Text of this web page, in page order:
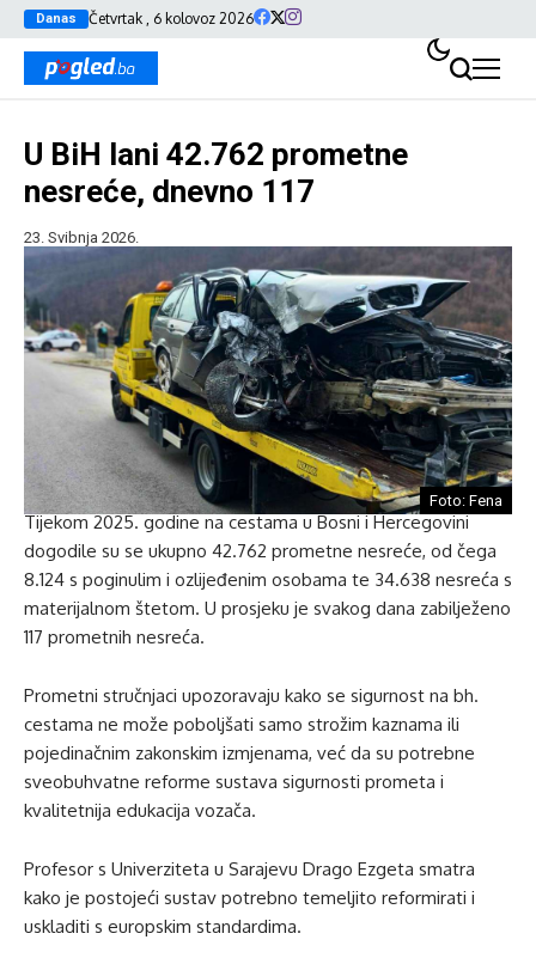
Danas Četvrtak , 6 kolovoz 2026
U BiH lani 42.762 prometne
nesreće, dnevno 117
23. Svibnja 2026.
Foto: Fena
Tijekom 2025. godine na cestama u Bosni i Hercegovini
dogodile su se ukupno 42.762 prometne nesreće, od čega
8.124 s poginulim i ozlijeđenim osobama te 34.638 nesreća s
materijalnom štetom. U prosjeku je svakog dana zabilježeno
117 prometnih nesreća.
Prometni stručnjaci upozoravaju kako se sigurnost na bh.
cestama ne može poboljšati samo strožim kaznama ili
pojedinačnim zakonskim izmjenama, već da su potrebne
sveobuhvatne reforme sustava sigurnosti prometa i
kvalitetnija edukacija vozača.
Profesor s Univerziteta u Sarajevu Drago Ezgeta smatra
kako je postojeći sustav potrebno temeljito reformirati i
uskladiti s europskim standardima.